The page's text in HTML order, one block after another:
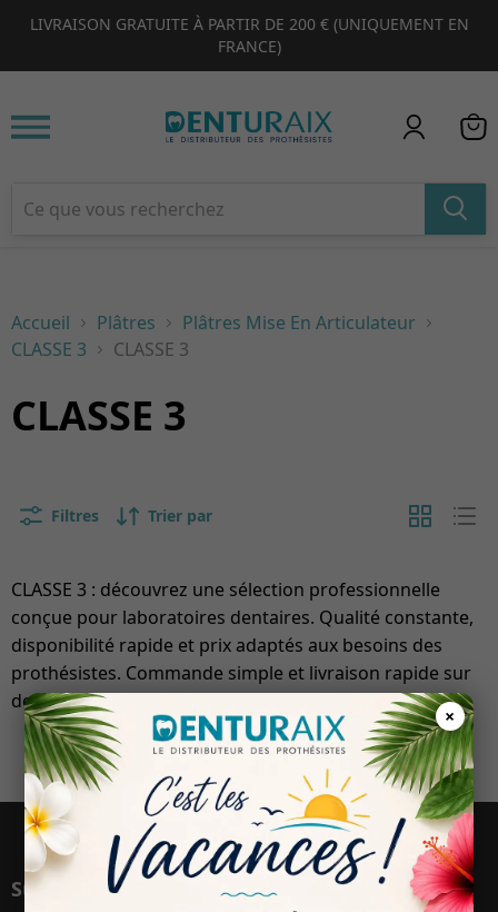
×
LIVRAISON GRATUITE À PARTIR DE 200 € (UNIQUEMENT EN
FRANCE)
1 2 3 4
Accueil Plâtres
Plâtres Mise En Articulateur
CLASSE 3
CLASSE 3
CLASSE 3
Filtres Trier par
CLASSE 3 : découvrez une sélection professionnelle
conçue pour laboratoires dentaires. Qualité constante,
disponibilité rapide et prix adaptés aux besoins des
prothésistes. Commande simple et livraison rapide sur
denturaix.fr.
Suivez-nous